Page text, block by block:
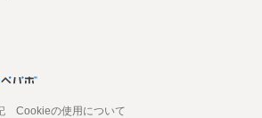
Cookieの使用について